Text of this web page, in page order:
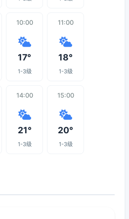
10:00
17°
1-3级
11:00
18°
1-3级
14:00
21°
1-3级
15:00
20°
1-3级